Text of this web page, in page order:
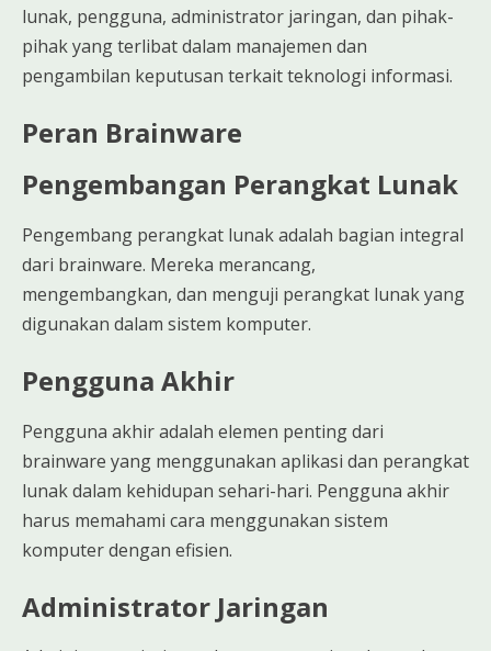
lunak, pengguna, administrator jaringan, dan pihak-
pihak yang terlibat dalam manajemen dan
pengambilan keputusan terkait teknologi informasi.
Peran Brainware
Pengembangan Perangkat Lunak
Pengembang perangkat lunak adalah bagian integral
dari brainware. Mereka merancang,
mengembangkan, dan menguji perangkat lunak yang
digunakan dalam sistem komputer.
Pengguna Akhir
Pengguna akhir adalah elemen penting dari
brainware yang menggunakan aplikasi dan perangkat
lunak dalam kehidupan sehari-hari. Pengguna akhir
harus memahami cara menggunakan sistem
komputer dengan efisien.
Administrator Jaringan